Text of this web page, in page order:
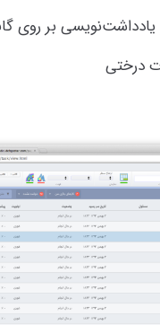
یادداشت‌نویسی بر روی
درختی